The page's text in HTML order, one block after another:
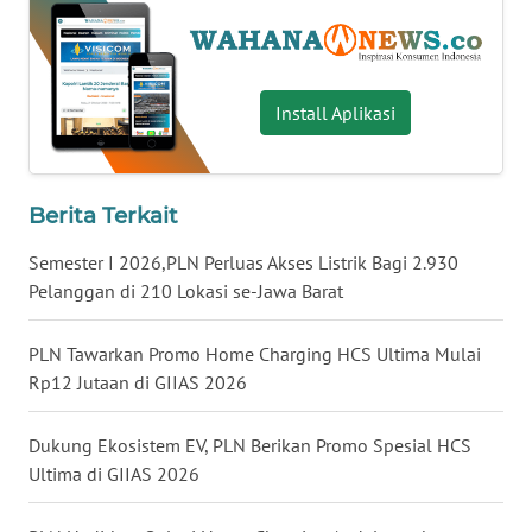
Install Aplikasi
Berita Terkait
Semester I 2026,PLN Perluas Akses Listrik Bagi 2.930
Pelanggan di 210 Lokasi se-Jawa Barat
PLN Tawarkan Promo Home Charging HCS Ultima Mulai
Rp12 Jutaan di GIIAS 2026
Dukung Ekosistem EV, PLN Berikan Promo Spesial HCS
Ultima di GIIAS 2026
WN
BABEL
WN
SUMBAR
WN
WN
BENGKULU
WN
LAMPUNG
WN
JATENG